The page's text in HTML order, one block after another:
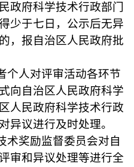
政府科学技术行政部门
少于七日，公示后无异
，报自治区人民政府批
个人对评审活动各环节
向自治区人民政府科学
人民政府科学技术行政
异议进行及时处理。
术奖励监督委员会对自
审和异议处理等进行全